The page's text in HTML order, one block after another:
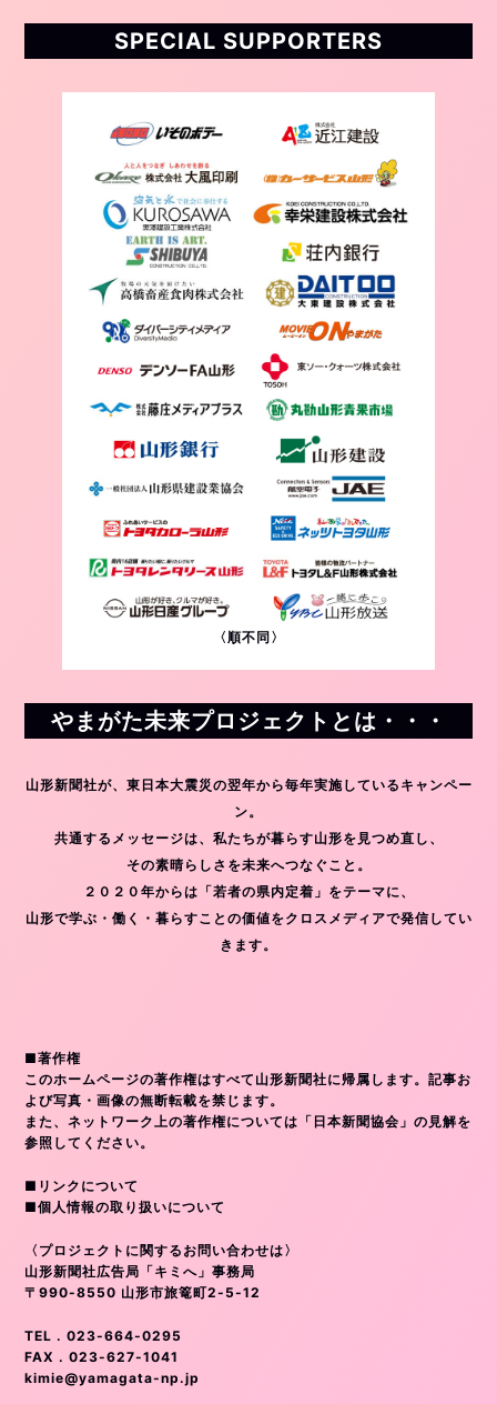
SPECIAL SUPPORTERS
〈順不同〉
やまがた未来プロジェクトとは・・・
山形新聞社が、東日本大震災の翌年から毎年実施しているキャンペー
ン。
共通するメッセージは、私たちが暮らす山形を見つめ直し、
その素晴らしさを未来へつなぐこと。
２０２０年からは「若者の県内定着」をテーマに、
山形で学ぶ・働く・暮らすことの価値をクロスメディアで発信してい
きます。
■著作権
このホームページの著作権はすべて山形新聞社に帰属します。記事お
よび写真・画像の無断転載を禁じます。
また、ネットワーク上の著作権については「日本新聞協会」の見解を
参照してください。
■リンクについて
■個人情報の取り扱いについて
〈プロジェクトに関するお問い合わせは〉
山形新聞社広告局「キミへ」事務局
〒990-8550 山形市旅篭町2-5-12
TEL . 023-664-0295
FAX . 023-627-1041
kimie@yamagata-np.jp